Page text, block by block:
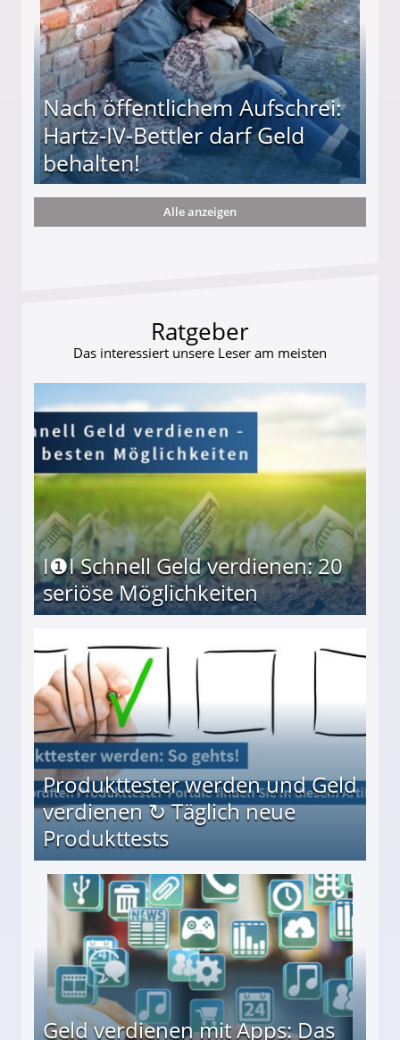
Nach öffentlichem Aufschrei:
Hartz-IV-Bettler darf Geld
behalten!
darf Geld behalten!
Alle anzeigen
Ratgeber
Das interessiert unsere Leser am meisten
I❶I Schnell Geld verdienen: 20
seriöse Möglichkeiten
Produkttester werden und Geld
verdienen ↻ Täglich neue
Produkttests
↻ Täglich neue Produkttests
Geld verdienen mit Apps: Das